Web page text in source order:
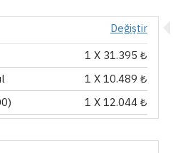
Değiştir
1 X 31.395 ₺
1 X 10.489 ₺
1 X 12.044 ₺